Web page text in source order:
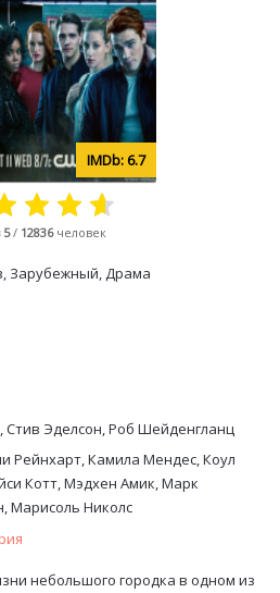
6.7
/ 12836 человек
Зарубежный, Драма
Стив Эделсон, Роб Шейденгланц
Рейнхарт, Камила Мендес, Коул
Котт, Мэдхен Амик, Марк
Марисоль Николс
небольшого городка в одном из